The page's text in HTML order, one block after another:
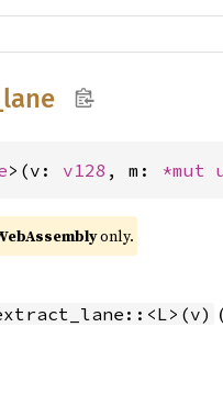
>(v: v128 , m: *mut
only.